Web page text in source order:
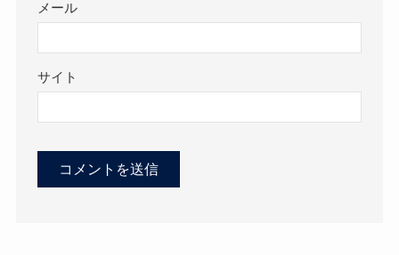
メール
サイト